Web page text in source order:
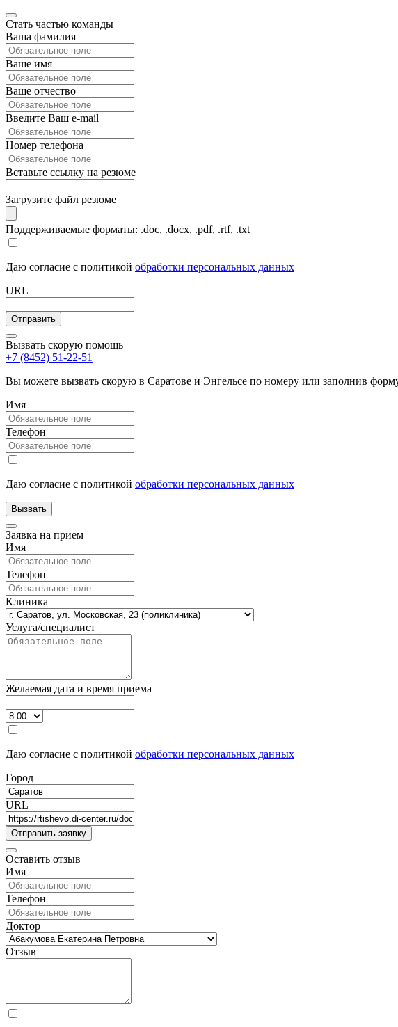
Стать частью команды
Ваша фамилия
Ваше имя
Ваше отчество
Введите Ваш e-mail
Номер телефона
Вставьте ссылку на резюме
Загрузите файл резюме
Поддерживаемые форматы: .doc, .docx, .pdf, .rtf, .txt
Даю согласие с политикой обработки персональных данных
URL
Вызвать скорую помощь
+7 (8452) 51-22-51
Вы можете вызвать скорую в Саратове и Энгельсе по номеру или заполнив
Имя
Телефон
Даю согласие с политикой обработки персональных данных
Заявка на прием
Имя
Телефон
Клиника
Услуга/специалист
Желаемая дата и время приема
Даю согласие с политикой обработки персональных данных
Город
URL
Оставить отзыв
Имя
Телефон
Доктор
Отзыв